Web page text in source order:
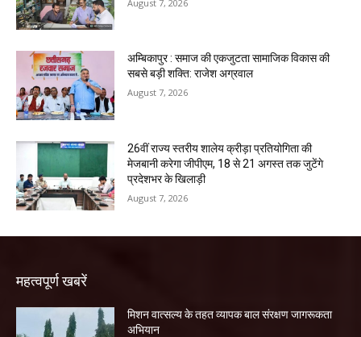
August 7, 2026
अम्बिकापुर : समाज की एकजुटता सामाजिक विकास की
सबसे बड़ी शक्ति: राजेश अग्रवाल
August 7, 2026
26वीं राज्य स्तरीय शालेय क्रीड़ा प्रतियोगिता की
मेजबानी करेगा जीपीएम, 18 से 21 अगस्त तक जुटेंगे
प्रदेशभर के खिलाड़ी
August 7, 2026
महत्वपूर्ण खबरें
मिशन वात्सल्य के तहत व्यापक बाल संरक्षण जागरूकता
अभियान